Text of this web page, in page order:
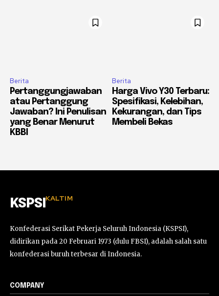
Berita
Pertanggungjawaban
atau Pertanggung
Jawaban? Ini Penulisan
yang Benar Menurut
KBBI
Berita
Harga Vivo Y30 Terbaru:
Spesifikasi, Kelebihan,
Kekurangan, dan Tips
Membeli Bekas
KSPSI KALTIM
Konfederasi Serikat Pekerja Seluruh Indonesia (KSPSI),
didirikan pada 20 Februari 1973 (dulu FBSI), adalah salah satu
konfederasi buruh terbesar di Indonesia.
COMPANY